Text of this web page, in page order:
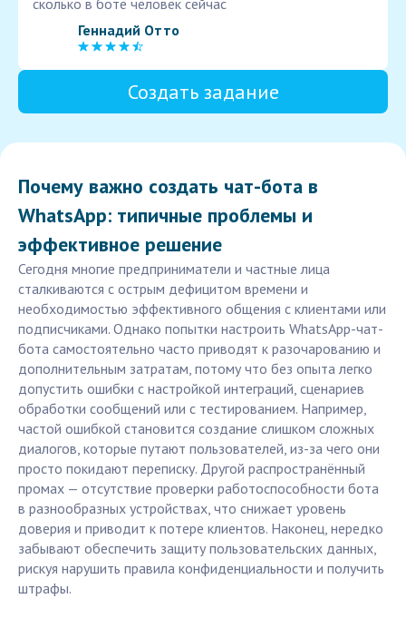
сколько в боте человек сейчас
Геннадий Отто
Создать задание
Почему важно создать чат-бота в
WhatsApp: типичные проблемы и
эффективное решение
Сегодня многие предприниматели и частные лица
сталкиваются с острым дефицитом времени и
необходимостью эффективного общения с клиентами или
подписчиками. Однако попытки настроить WhatsApp-чат-
бота самостоятельно часто приводят к разочарованию и
дополнительным затратам, потому что без опыта легко
допустить ошибки с настройкой интеграций, сценариев
обработки сообщений или с тестированием. Например,
частой ошибкой становится создание слишком сложных
диалогов, которые путают пользователей, из-за чего они
просто покидают переписку. Другой распространённый
промах — отсутствие проверки работоспособности бота
в разнообразных устройствах, что снижает уровень
доверия и приводит к потере клиентов. Наконец, нередко
забывают обеспечить защиту пользовательских данных,
рискуя нарушить правила конфиденциальности и получить
штрафы.